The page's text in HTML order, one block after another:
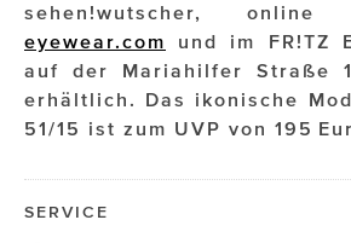
sehen!wutscher,
eyewear.com
und im FR!TZ
auf der Mariahilfer Straße
erhältlich. Das ikonische
51/15 ist zum UVP von 195
SERVICE